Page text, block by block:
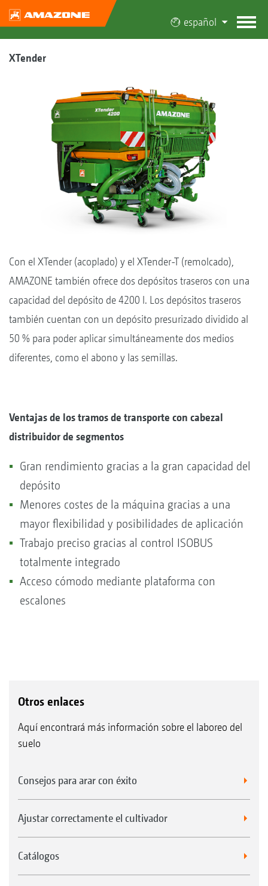
español
XTender
Con el XTender (acoplado) y el XTender-T (remolcado),
AMAZONE también ofrece dos depósitos traseros con una
capacidad del depósito de 4200 l. Los depósitos traseros
también cuentan con un depósito presurizado dividido al
50 % para poder aplicar simultáneamente dos medios
diferentes, como el abono y las semillas.
Ventajas de los tramos de transporte con cabezal
distribuidor de segmentos
Gran rendimiento gracias a la gran capacidad del
depósito
Menores costes de la máquina gracias a una
mayor flexibilidad y posibilidades de aplicación
Trabajo preciso gracias al control ISOBUS
totalmente integrado
Acceso cómodo mediante plataforma con
escalones
Otros enlaces
Aquí encontrará más información sobre el laboreo del
suelo
Consejos para arar con éxito
Ajustar correctamente el cultivador
Catálogos